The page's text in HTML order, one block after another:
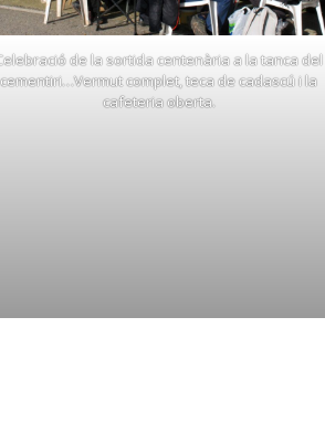
de la sortida centenària a la tanca del
cementiri…Vermut complet, teca de cadascú i la
cafeteria oberta.